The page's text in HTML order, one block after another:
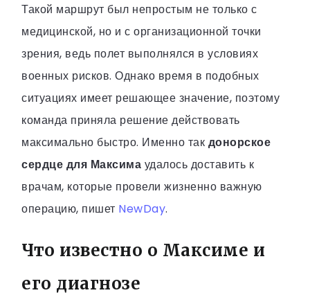
Такой маршрут был непростым не только с
медицинской, но и с организационной точки
зрения, ведь полет выполнялся в условиях
военных рисков. Однако время в подобных
ситуациях имеет решающее значение, поэтому
команда приняла решение действовать
максимально быстро. Именно так донорское
сердце для Максима удалось доставить к
врачам, которые провели жизненно важную
операцию, пишет NewDay.
Что известно о Максиме и
его диагнозе